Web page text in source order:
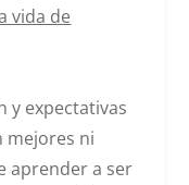
vida de
y expectativas
mejores ni
aprender a ser